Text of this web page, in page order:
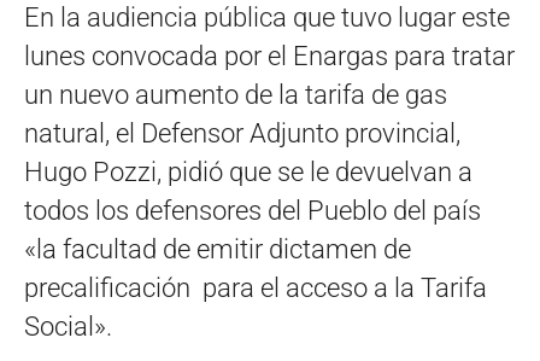
En la audiencia pública que tuvo lugar este
lunes convocada por el Enargas para tratar
un nuevo aumento de la tarifa de gas
natural, el Defensor Adjunto provincial,
Hugo Pozzi, pidió que se le devuelvan a
todos los defensores del Pueblo del país
«la facultad de emitir dictamen de
precalificación para el acceso a la Tarifa
Social».